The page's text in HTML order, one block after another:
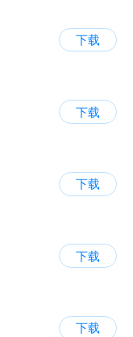
下载
下载
下载
下载
下载